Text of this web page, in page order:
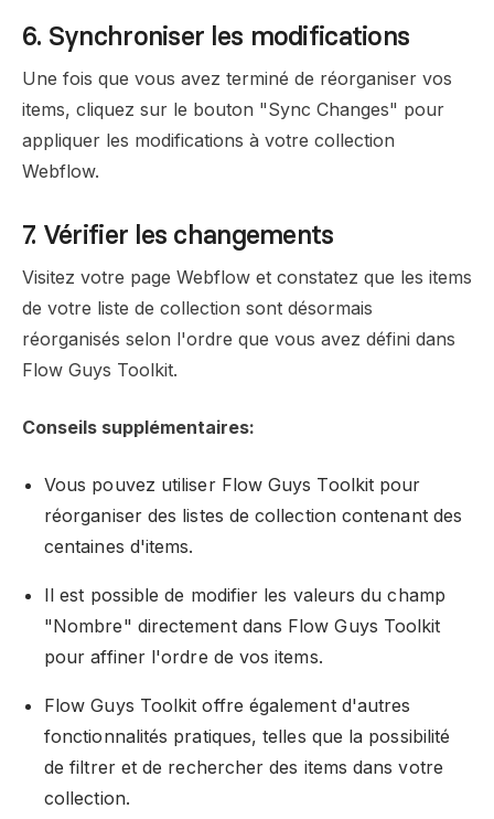
6. Synchroniser les modifications
Une fois que vous avez terminé de réorganiser vos
items, cliquez sur le bouton "Sync Changes" pour
appliquer les modifications à votre collection
Webflow.
7. Vérifier les changements
Visitez votre page Webflow et constatez que les items
de votre liste de collection sont désormais
réorganisés selon l'ordre que vous avez défini dans
Flow Guys Toolkit.
Conseils supplémentaires:
Vous pouvez utiliser Flow Guys Toolkit pour
réorganiser des listes de collection contenant des
centaines d'items.
Il est possible de modifier les valeurs du champ
"Nombre" directement dans Flow Guys Toolkit
pour affiner l'ordre de vos items.
Flow Guys Toolkit offre également d'autres
fonctionnalités pratiques, telles que la possibilité
de filtrer et de rechercher des items dans votre
collection.